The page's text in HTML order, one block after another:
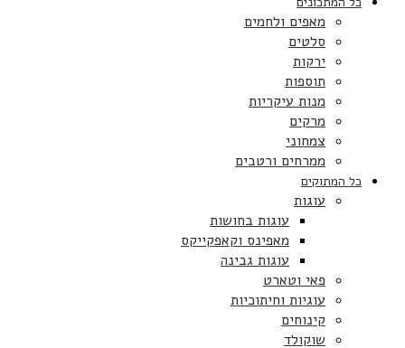
מאפים ולחמים
סלטים
ירקות
תוספות
מנות עיקריות
מרקים
צמחוני
ממרחים ורטבים
כל המתוקים
עוגות
עוגות בחושות
מאפינס וקאפקייקס
עוגות גבינה
פאי וטארט
עוגיות וחיתוכיות
קינוחים
שוקולד